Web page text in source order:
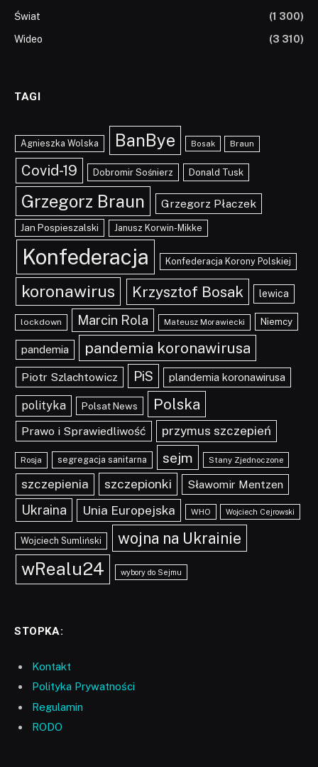
Świat
(1 300)
Wideo
(3 310)
TAGI
Agnieszka Wolska BanBye Bosak Braun
Covid-19 Dobromir Sośnierz Donald Tusk
Grzegorz Braun Grzegorz Płaczek
Jan Pospieszalski Janusz Korwin-Mikke
Konfederacja Konfederacja Korony Polskiej
koronawirus Krzysztof Bosak lewica
lockdown Marcin Rola Mateusz Morawiecki Niemcy
pandemia pandemia koronawirusa
Piotr Szlachtowicz PiS plandemia koronawirusa
polityka Polsat News Polska
Prawo i Sprawiedliwość przymus szczepień
Rosja segregacja sanitarna sejm Stany Zjednoczone
szczepienia szczepionki Sławomir Mentzen
Ukraina Unia Europejska WHO Wojciech Cejrowski
Wojciech Sumliński wojna na Ukrainie
wRealu24 wybory do Sejmu
STOPKA:
Kontakt
Polityka Prywatności
Regulamin
RODO